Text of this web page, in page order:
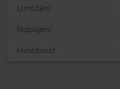
Umístění
Napájení
Hmotnost